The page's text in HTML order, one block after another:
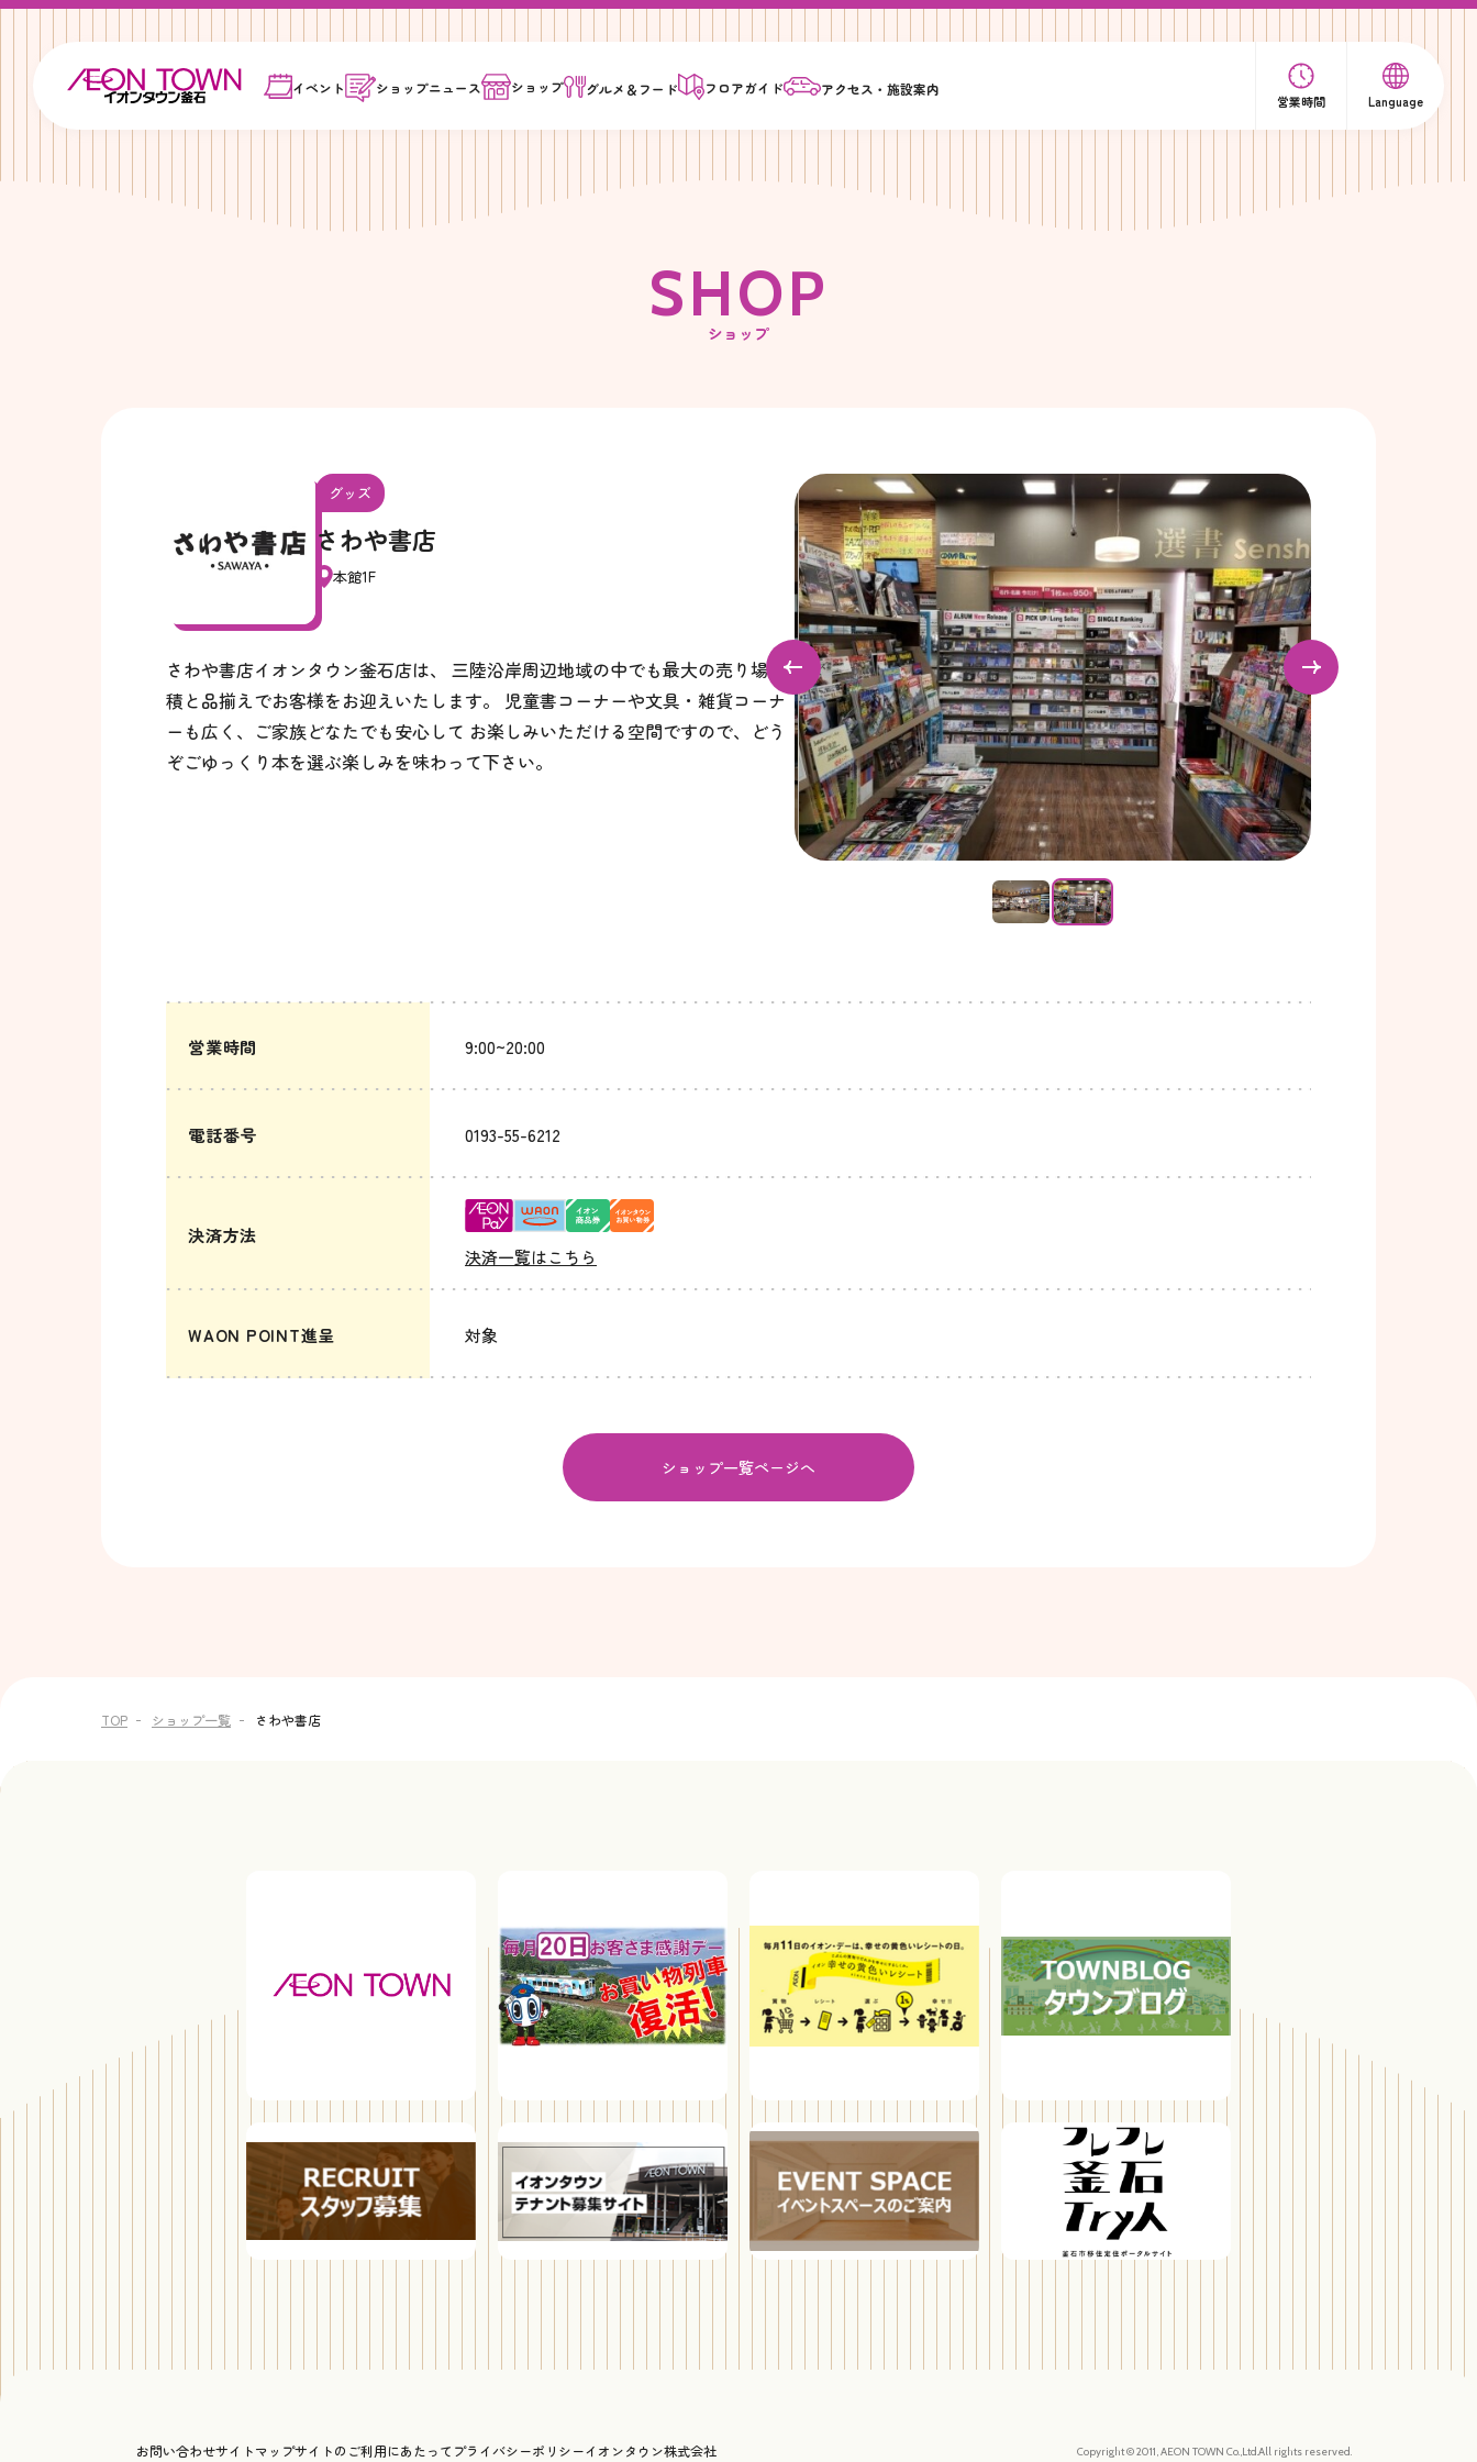
イベント ショップニュース ショップ グルメ＆ フード フロアガイド アクセス・施設案内
営業時間 Language
SHOP
ショップ
グッズ
さわや書店
本館1F
さわや書店イオンタウン釜石店は、 三陸沿岸周辺地域の中でも最大の売り場面
積と品揃えでお客様をお迎えいたします。 児童書コーナーや文具・雑貨コーナ
ーも広く、ご家族どなたでも安心して お楽しみいただける空間ですので、どう
ぞごゆっくり本を選ぶ楽しみを味わって下さい。
営業時間 9:00~20:00
電話番号 0193-55-6212
決済方法
決済一覧はこちら
WAON POINT進呈 対象
ショップ一覧ページへ
TOP ショップ一覧 さわや書店
お問い合わせサイトマップサイトのご利用にあたって プライバシーポリシーイオンタウン株式会社 Copyright © 2011, AEON TOWN Co.,Ltd.All rights reserved.